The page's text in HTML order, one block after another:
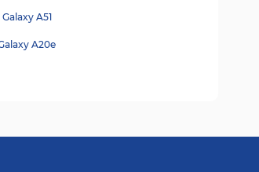
A51
A20e